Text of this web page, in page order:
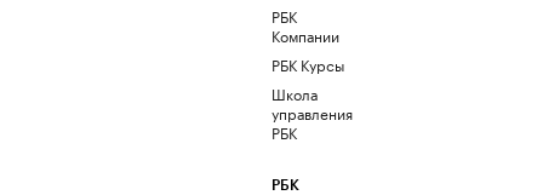
РБК
Компании
РБК Курсы
Школа
управления
РБК
РБК